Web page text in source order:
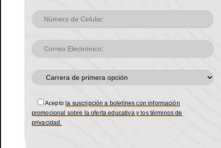
Acepto la suscripción a boletines con información
promocional sobre la oferta educativa y los términos de
privacidad.